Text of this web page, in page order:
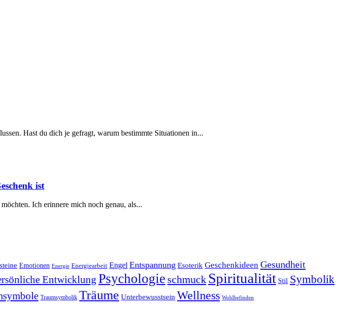
Hast du dich je gefragt, warum bestimmte ‌Situationen in...
ist
Ich erinnere mich noch genau, als...
Emotionen Energie Energiearbeit Engel Entspannung Esoterik Geschenkideen Gesundheit
Entwicklung Psychologie schmuck Spiritualität Stil Symbolik
Traumsymbolik Träume Unterbewusstsein Wellness Wohlbefinden